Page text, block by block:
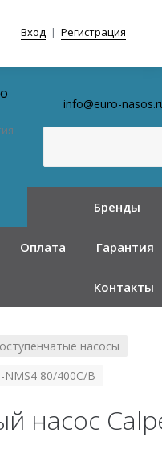
Вход | Регистрация
info@euro-
Бренды
Оплата Гарантия
Контакты
насосы
NMS4 80/400C/B
насос